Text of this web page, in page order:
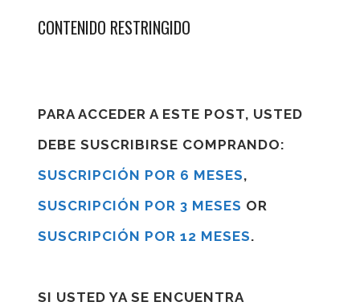
CONTENIDO RESTRINGIDO
PARA ACCEDER A ESTE POST, USTED
DEBE SUSCRIBIRSE COMPRANDO:
SUSCRIPCIÓN POR 6 MESES,
SUSCRIPCIÓN POR 3 MESES OR
SUSCRIPCIÓN POR 12 MESES.
SI USTED YA SE ENCUENTRA